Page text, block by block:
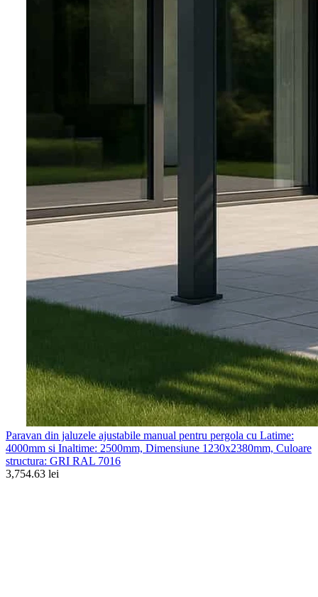
Paravan din jaluzele ajustabile manual pentru pergola cu Latime:
4000mm si Inaltime: 2500mm, Dimensiune 1230x2380mm, Culoare
structura: GRI RAL 7016
3,754.63 lei